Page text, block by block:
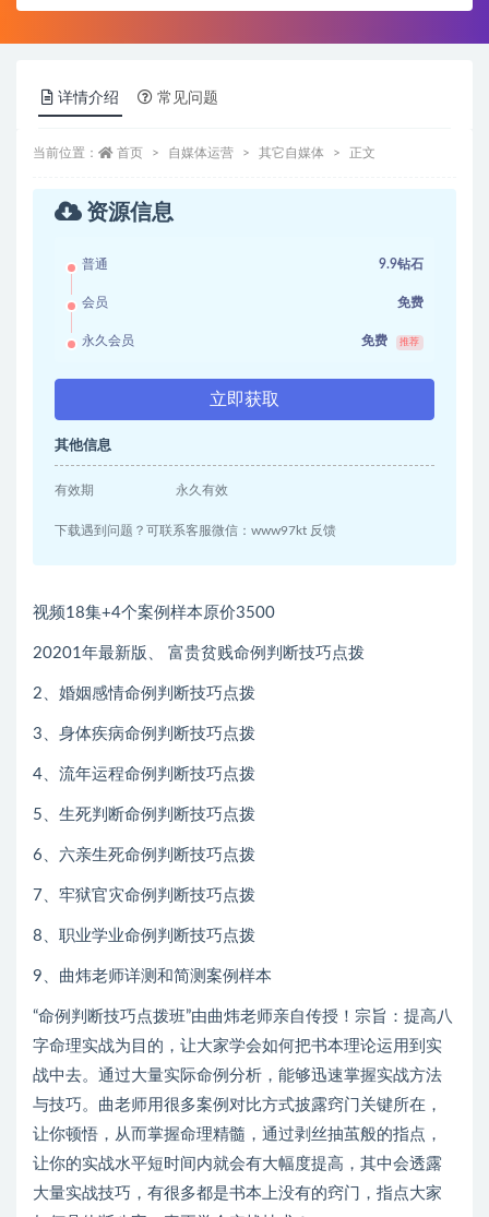
详情介绍 常见问题
当前位置： 首页 自媒体运营 其它自媒体 正文
资源信息
普通 9.9钻石
会员 免费
永久会员 免费 推荐
立即获取
其他信息
有效期 永久有效
下载遇到问题？可联系客服微信：www97kt 反馈
视频18集+4个案例样本原价3500
20201年最新版、 富贵贫贱命例判断技巧点拨
2、婚姻感情命例判断技巧点拨
3、身体疾病命例判断技巧点拨
4、流年运程命例判断技巧点拨
5、生死判断命例判断技巧点拨
6、六亲生死命例判断技巧点拨
7、牢狱官灾命例判断技巧点拨
8、职业学业命例判断技巧点拨
9、曲炜老师详测和简测案例样本
“命例判断技巧点拨班”由曲炜老师亲自传授！宗旨：提高八
字命理实战为目的，让大家学会如何把书本理论运用到实
战中去。通过大量实际命例分析，能够迅速掌握实战方法
与技巧。曲老师用很多案例对比方式披露窍门关键所在，
让你顿悟，从而掌握命理精髓，通过剥丝抽茧般的指点，
让你的实战水平短时间内就会有大幅度提高，其中会透露
大量实战技巧，有很多都是书本上没有的窍门，指点大家